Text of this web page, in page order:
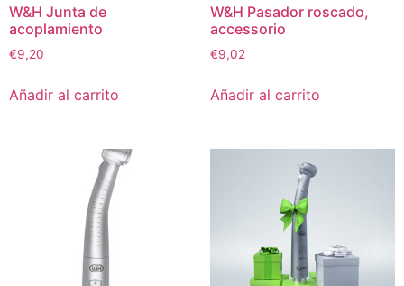
W&H Junta de
acoplamiento
€9,20
Añadir al carrito
W&H Pasador roscado,
accessorio
€9,02
Añadir al carrito